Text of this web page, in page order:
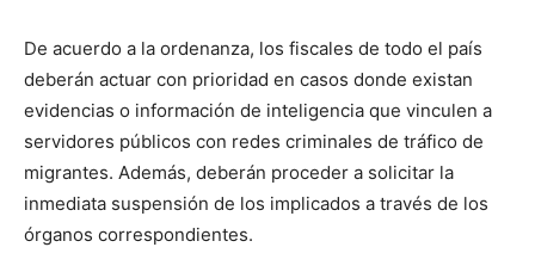
De acuerdo a la ordenanza, los fiscales de todo el país
deberán actuar con prioridad en casos donde existan
evidencias o información de inteligencia que vinculen a
servidores públicos con redes criminales de tráfico de
migrantes. Además, deberán proceder a solicitar la
inmediata suspensión de los implicados a través de los
órganos correspondientes.